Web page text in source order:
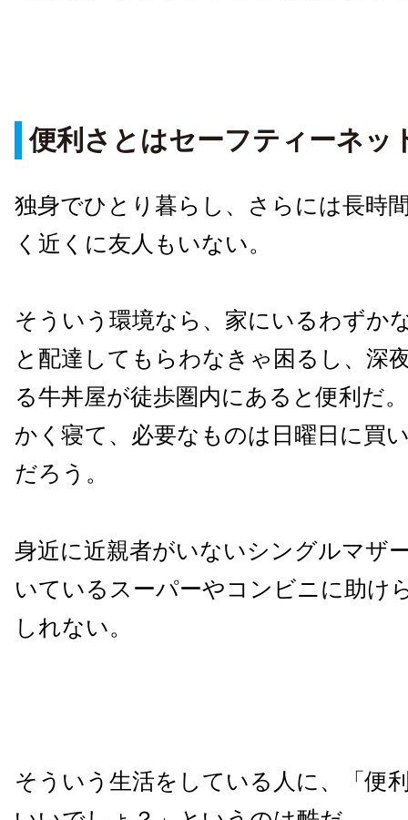
便利さとはセーフティーネッ
独身でひとり暮らし、さらには長時
く近くに友人もいない。
そういう環境なら、家にいるわずか
と配達してもらわなきゃ困るし、深
る牛丼屋が徒歩圏内にあると便利だ
かく寝て、必要なものは日曜日に買
だろう。
身近に近親者がいないシングルマザ
いているスーパーやコンビニに助け
しれない。
そういう生活をしている人に、「便